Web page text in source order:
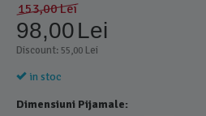
153,00Lei
98,00Lei
Discount: 55,00 Lei
in stoc
Dimensiuni Pijamale: